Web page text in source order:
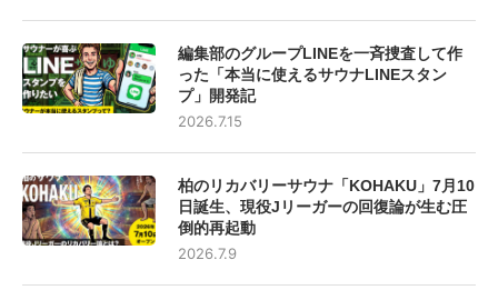
編集部のグループLINEを一斉捜査して作
った「本当に使えるサウナLINEスタン
プ」開発記
2026.7.15
柏のリカバリーサウナ「KOHAKU」7月10
日誕生、現役Jリーガーの回復論が生む圧
倒的再起動
2026.7.9